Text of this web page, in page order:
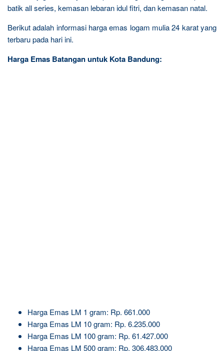
batik all series, kemasan lebaran idul fitri, dan kemasan natal.
Berikut adalah informasi harga emas logam mulia 24 karat yang
terbaru pada hari ini.
Harga Emas Batangan untuk Kota Bandung:
Harga Emas LM 1 gram: Rp. 661.000
Harga Emas LM 10 gram: Rp. 6.235.000
Harga Emas LM 100 gram: Rp. 61.427.000
Harga Emas LM 500 gram: Rp. 306.483.000